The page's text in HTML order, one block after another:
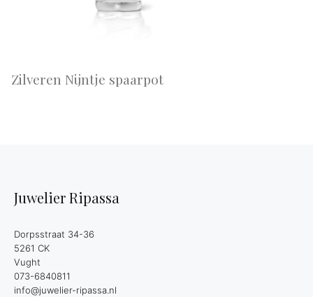
Zilveren Nijntje spaarpot
Juwelier Ripassa
Dorpsstraat 34-36
5261 CK
Vught
073-6840811
info@juwelier-ripassa.nl